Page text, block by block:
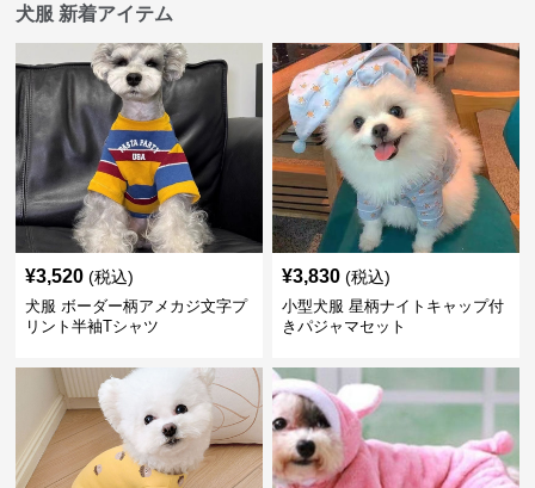
犬服 新着アイテム
¥3,520 (税込)
犬服 ボーダー柄アメカジ文字プ
リント半袖Tシャツ
¥3,830 (税込)
小型犬服 星柄ナイトキャップ付
きパジャマセット